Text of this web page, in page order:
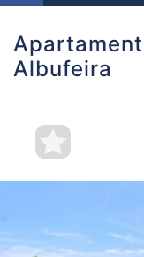
Favoritos
Contacte-
nos
Termos
e
Albufeira